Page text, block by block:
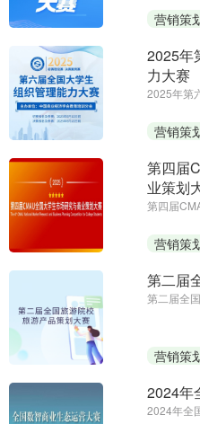
营销策
2025年
力大赛
2025年第
日;主办
营销策
第四届
业策划
第四届
院校市场
营销策
第二届
第二届全
营销策
2024年
2024年全